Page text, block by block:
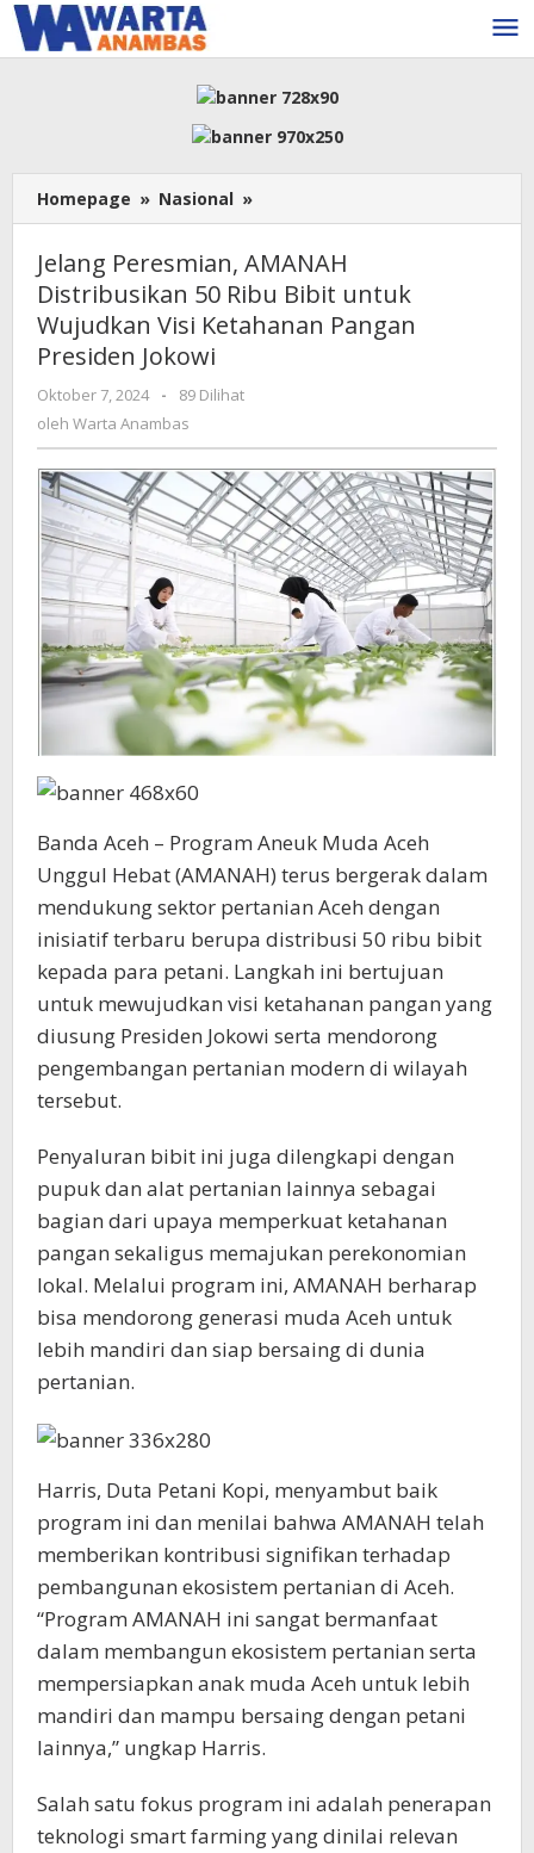
Lewati
ke
konten
Homepage » Nasional »
Peresmian,
Distribusikan
50
Ribu
Ketahanan
Pangan
Presiden
Jokowi
Jelang Peresmian, AMANAH
Distribusikan 50 Ribu Bibit untuk
Wujudkan Visi Ketahanan Pangan
Presiden Jokowi
Oktober 7, 2024
oleh
Warta
-
89 Dilihat
oleh Warta Anambas
Banda Aceh – Program Aneuk Muda Aceh
Unggul Hebat (AMANAH) terus bergerak dalam
mendukung sektor pertanian Aceh dengan
inisiatif terbaru berupa distribusi 50 ribu bibit
kepada para petani. Langkah ini bertujuan
untuk mewujudkan visi ketahanan pangan yang
diusung Presiden Jokowi serta mendorong
pengembangan pertanian modern di wilayah
tersebut.
Penyaluran bibit ini juga dilengkapi dengan
pupuk dan alat pertanian lainnya sebagai
bagian dari upaya memperkuat ketahanan
pangan sekaligus memajukan perekonomian
lokal. Melalui program ini, AMANAH berharap
bisa mendorong generasi muda Aceh untuk
lebih mandiri dan siap bersaing di dunia
pertanian.
Harris, Duta Petani Kopi, menyambut baik
program ini dan menilai bahwa AMANAH telah
memberikan kontribusi signifikan terhadap
pembangunan ekosistem pertanian di Aceh.
“Program AMANAH ini sangat bermanfaat
dalam membangun ekosistem pertanian serta
mempersiapkan anak muda Aceh untuk lebih
mandiri dan mampu bersaing dengan petani
lainnya,” ungkap Harris.
Salah satu fokus program ini adalah penerapan
teknologi smart farming yang dinilai relevan